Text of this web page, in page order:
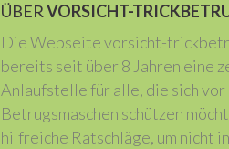
ÜBERVORSICHT-
Die Webseite vorsicht-
bereits seit über 8 Jahren eine
Anlaufstelle für alle, die sich vor
Betrugsmaschen schützen
hilfreiche Ratschläge, um nicht